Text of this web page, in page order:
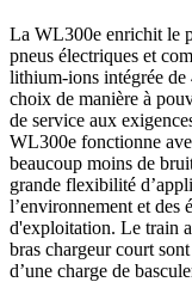
La WL300e enrichit le
pneus électriques et
lithium-ions intégrée de
choix de manière à
de service aux
WL300e fonctionne
beaucoup moins de
grande flexibilité
l’environnement et des
d'exploitation. Le train
bras chargeur court
d’une charge de